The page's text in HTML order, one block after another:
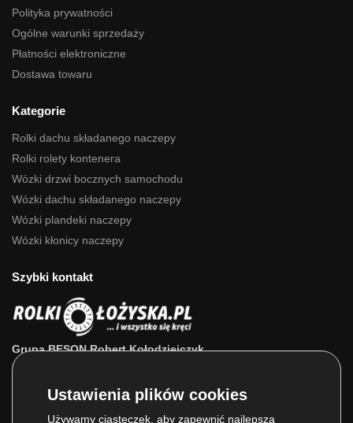
Polityka prywatności
Ogólne warunki sprzedaży
Płatności elektroniczne
Dostawa towaru
Kategorie
Rolki dachu składanego naczepy
Rolki rolety kontenera
Wózki drzwi bocznych samochodu
Wózki dachu składanego naczepy
Wózki plandeki naczepy
Wózki kłonicy naczepy
Szybki kontakt
Grupa BESON Robert Kołodziejczyk
ul. Powstańców Wlkp. 63a
Używamy ciasteczek, aby zapewnić najlepszą